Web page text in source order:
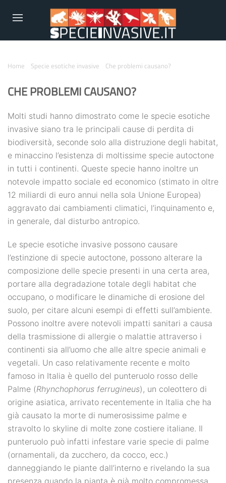
Home Specie esotiche invasive Che problemi causano?
CHE PROBLEMI CAUSANO?
Molti studi hanno dimostrato come le specie esotiche
invasive siano tra le principali cause di perdita di
biodiversità, seconde solo alla distruzione degli habitat,
e minaccino l’esistenza di moltissime specie autoctone
in tutti i continenti. Queste specie hanno inoltre un
notevole impatto sociale ed economico (stimato in oltre
12 miliardi di euro annui nella sola Unione Europea)
aggravato dai cambiamenti climatici, l’inquinamento e,
in generale, dal disturbo antropico.
Le specie esotiche invasive possono causare
l’estinzione di specie autoctone, possono alterare la
composizione delle specie presenti in una certa area,
portare alla degradazione totale degli habitat che
occupano, o modificare le dinamiche di erosione del
suolo, per citare alcuni esempi di effetti sull’ambiente.
Possono inoltre avere notevoli impatti sanitari a causa
della trasmissione di allergie o malattie attraverso i
continenti sia all’uomo che alle altre specie animali e
vegetali. Un caso relativamente recente e molto
famoso in Italia è quello del punteruolo rosso delle
Palme (Rhynchophorus ferrugineus), un coleottero di
origine asiatica, arrivato recentemente in Italia che ha
già causato la morte di numerosissime palme e
stravolto lo skyline di molte zone costiere italiane. Il
punteruolo può infatti infestare varie specie di palme
(ornamentali, da zucchero, da cocco, ecc.)
danneggiando le piante dall’interno e rivelando la sua
presenza quando la pianta è già molto compromessa.